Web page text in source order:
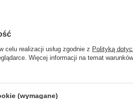
celu realizacji usług zgodnie z Polityką
Więcej informacji na temat
(wymagane)